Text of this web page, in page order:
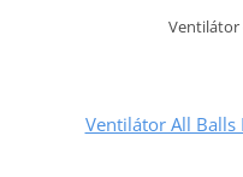
Ventilátor
Ventilátor All Balls